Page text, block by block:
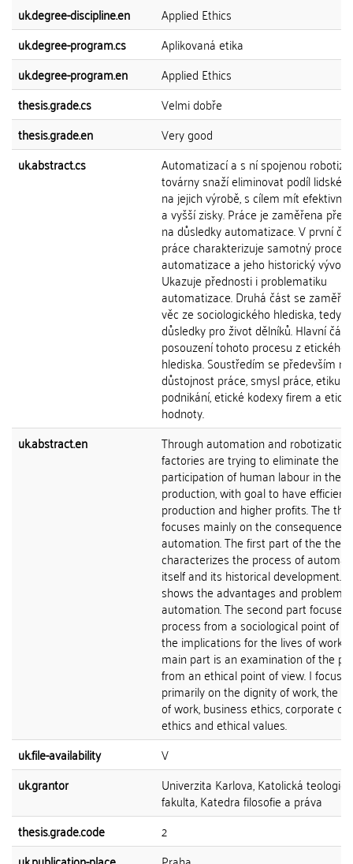
uk.degree-discipline.en
Applied Ethics
uk.degree-program.cs
Aplikovaná etika
uk.degree-program.en
Applied Ethics
thesis.grade.cs
Velmi dobře
thesis.grade.en
Very good
uk.abstract.cs
Automatizací a s ní spojenou
továrny snaží eliminovat podíl lidské
na jejich výrobě, s cílem mít efektivní
a vyšší zisky. Práce je zaměřena
na důsledky automatizace. V první
práce charakterizuje samotný proces
automatizace a jeho historický vývoj.
Ukazuje přednosti i problematiku
automatizace. Druhá část se
věc ze sociologického hlediska, tedy
důsledky pro život dělníků. Hlavní
posouzení tohoto procesu z etického
hlediska. Soustředím se především na
důstojnost práce, smysl práce, etiku
podnikání, etické kodexy firem a
hodnoty.
uk.abstract.en
Through automation and robotization,
factories are trying to eliminate the
participation of human labour in their
production, with goal to have efficient
production and higher profits. The
focuses mainly on the consequences
automation. The first part of the
characterizes the process of
itself and its historical development. It
shows the advantages and problems
automation. The second part
process from a sociological point of
the implications for the lives of
main part is an examination of the
from an ethical point of view. I focus
primarily on the dignity of work, the
of work, business ethics, corporate
ethics and ethical values.
uk.file-availability
V
uk.grantor
Univerzita Karlova, Katolická
fakulta, Katedra filosofie a práva
thesis.grade.code
2